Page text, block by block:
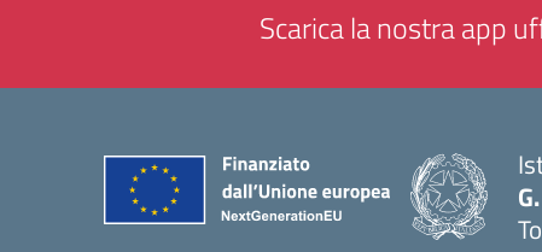
Scarica la nostra app